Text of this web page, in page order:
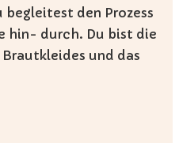
begleitest den Prozess
hin- durch. Du bist die
und das